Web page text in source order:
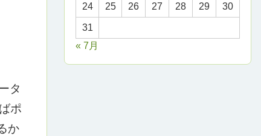
タ
ポ
か
24 25 26 27 28 29 30
31
« 7月